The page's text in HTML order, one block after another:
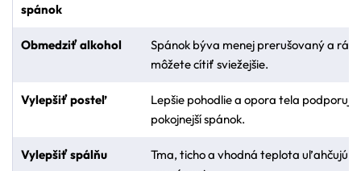
spánok
Obmedziť alkohol
Spánok býva menej prerušovaný a
môžete cítiť sviežejšie.
Vylepšiť posteľ
Lepšie pohodlie a opora tela podporujú
pokojnejší spánok.
Vylepšiť spálňu
Tma, ticho a vhodná teplota uľahčujú